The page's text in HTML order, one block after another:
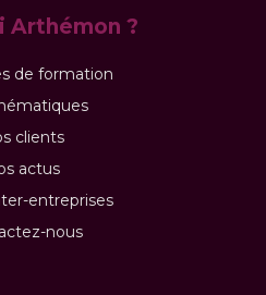
Arthémon ?
de formation
clients
actus
entreprises
nous